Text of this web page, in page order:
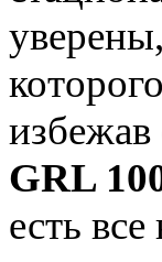
GRL
есть